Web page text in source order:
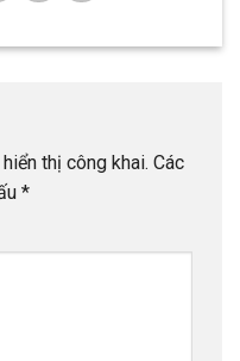
thị công khai. Các
*